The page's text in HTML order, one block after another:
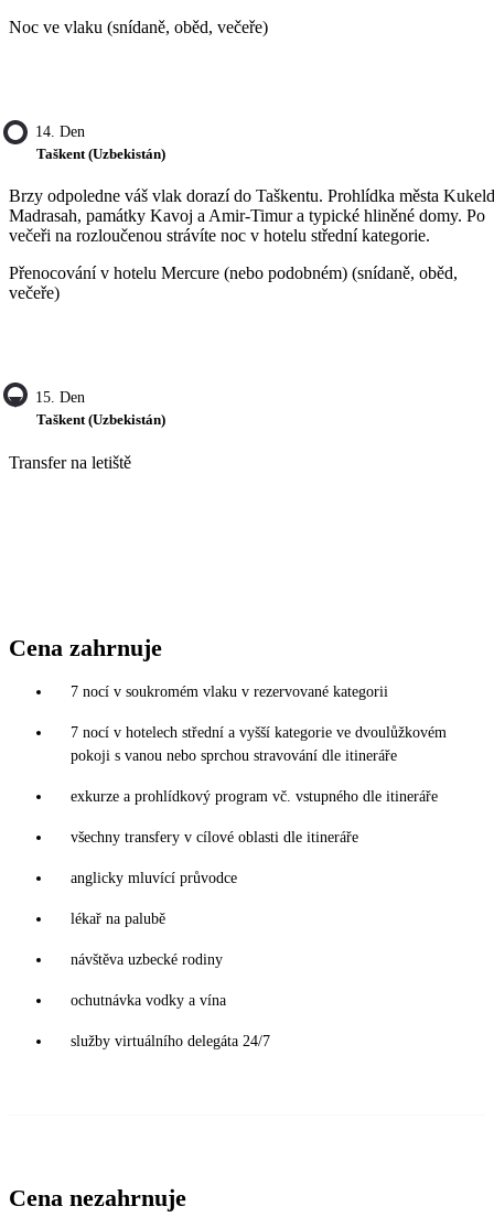
Noc ve vlaku (snídaně, oběd, večeře)
14. Den
Taškent (Uzbekistán)
Brzy odpoledne váš vlak dorazí do Taškentu. Prohlídka města
Madrasah, památky Kavoj a Amir-Timur a typické hliněné domy. Po
večeři na rozloučenou strávíte noc v hotelu střední kategorie.
Přenocování v hotelu Mercure (nebo podobném) (snídaně, oběd,
večeře)
15. Den
Taškent (Uzbekistán)
Transfer na letiště
Cena zahrnuje
7 nocí v soukromém vlaku v rezervované kategorii
7 nocí v hotelech střední a vyšší kategorie ve dvoulůžkovém
pokoji s vanou nebo sprchou stravování dle itineráře
exkurze a prohlídkový program vč. vstupného dle itineráře
všechny transfery v cílové oblasti dle itineráře
anglicky mluvící průvodce
lékař na palubě
návštěva uzbecké rodiny
ochutnávka vodky a vína
služby virtuálního delegáta 24/7
Cena nezahrnuje